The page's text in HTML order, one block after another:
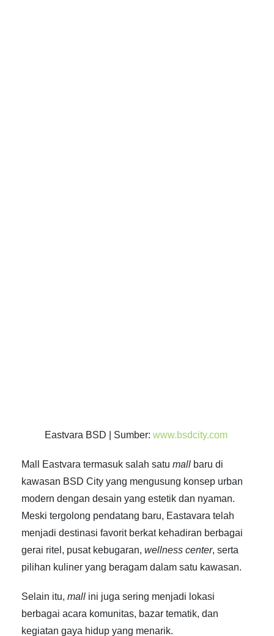
Eastvara BSD | Sumber: www.bsdcity.com
Mall Eastvara termasuk salah satu mall baru di
kawasan BSD City yang mengusung konsep urban
modern dengan desain yang estetik dan nyaman.
Meski tergolong pendatang baru, Eastavara telah
menjadi destinasi favorit berkat kehadiran berbagai
gerai ritel, pusat kebugaran, wellness center, serta
pilihan kuliner yang beragam dalam satu kawasan.
Selain itu, mall ini juga sering menjadi lokasi
berbagai acara komunitas, bazar tematik, dan
kegiatan gaya hidup yang menarik.